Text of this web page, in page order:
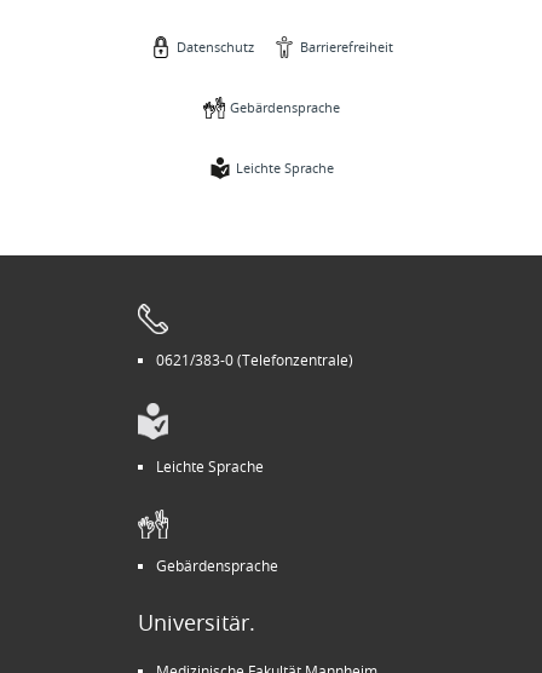
Datenschutz Barrierefreiheit
Gebärdensprache
Leichte Sprache
0621/383-0 (Telefonzentrale)
Leichte Sprache
Gebärdensprache
Universitär.